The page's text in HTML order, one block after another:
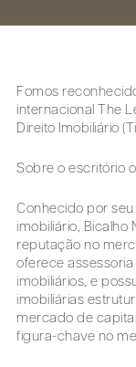
Fomos
internacional The
Direito Imobiliário
Sobre o escritório
Conhecido por
imobiliário,
reputação no
oferece
imobiliários, e
imobiliárias
mercado de
figura-chave no